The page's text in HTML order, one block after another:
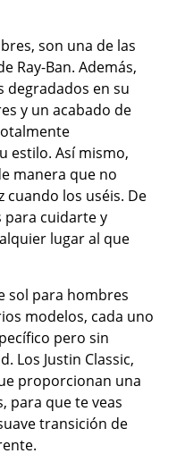
son una de las
Ray-Ban. Además,
degradados en su
y un acabado de
estilo. Así mismo,
manera que no
los uséis. De
para cuidarte y
lugar al que
sol para hombres
modelos, cada uno
pero sin
Los Justin Classic,
proporcionan una
para que te veas
transición de